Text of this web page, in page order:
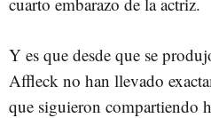
Y es que desde que se
Affleck no han llevado
que siguieron compartiendo